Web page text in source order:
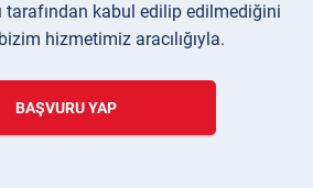
tarafından kabul edilip edilmediğini
hizmetimiz aracılığıyla.
BAŞVURU YAP